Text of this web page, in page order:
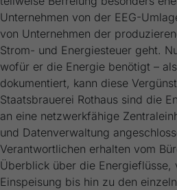
Unternehmen von der EEG-
von Unternehmen der
Strom- und Energiesteuer geht.
wofür er die Energie benötigt –
dokumentiert, kann diese
Staatsbrauerei Rothaus sind die
an eine netzwerkfähige
und Datenverwaltung
Verantwortlichen erhalten vom
Überblick über die Energieflüsse,
Einspeisung bis hin zu den